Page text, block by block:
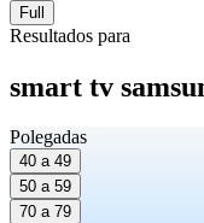
Full
Resultados para
smart tv
Polegadas
40 a 49
50 a 59
70 a 79